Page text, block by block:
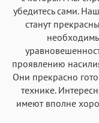
убедитесь сами.
станут
проявлению
Они прекрасно
технике.
имеют вполне